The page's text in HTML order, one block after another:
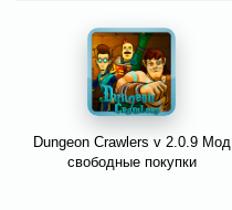
Dungeon Crawlers v 2.0.9 Мод
свободные покупки